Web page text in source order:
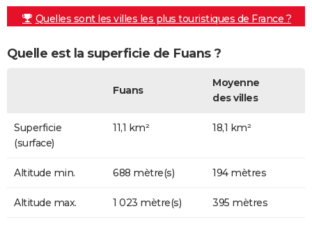
Quelles sont les villes les plus touristiques de France ?
Quelle est la superficie de Fuans ?
Fuans
Moyenne
des villes
Superficie
(surface)
11,1 km² 18,1 km²
Altitude min. 688 mètre(s) 194 mètres
Altitude max. 1 023 mètre(s) 395 mètres